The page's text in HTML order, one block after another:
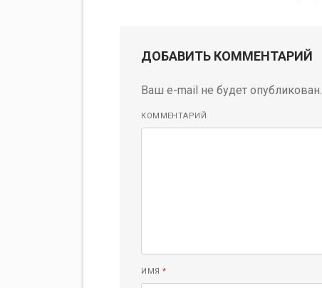
ДОБАВИТЬ КОММЕНТАРИЙ
Ваш e-mail не будет опубликован.
КОММЕНТАРИЙ
ИМЯ *